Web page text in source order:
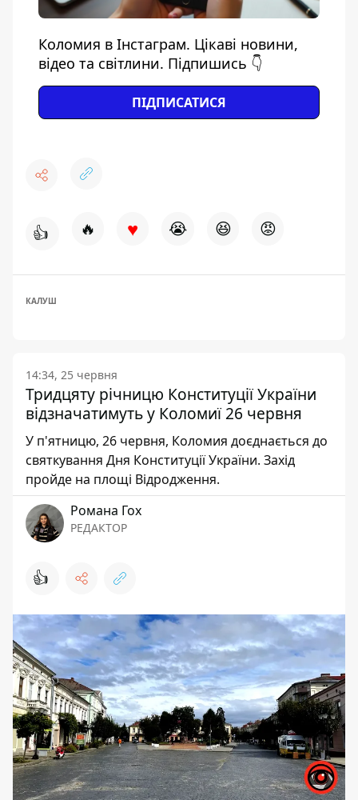
Коломия в Інстаграм. Цікаві новини,
відео та світлини. Підпишись 👇
ПІДПИСАТИСЯ
👍 🔥 ♥ 😭 😆 😡
КАЛУШ
14:34, 25 червня
Тридцяту річницю Конституції України
відзначатимуть у Коломиї 26 червня
У п'ятницю, 26 червня, Коломия доєднається до
святкування Дня Конституції України. Захід
пройде на площі Відродження.
Романа Гох
РЕДАКТОР
👍